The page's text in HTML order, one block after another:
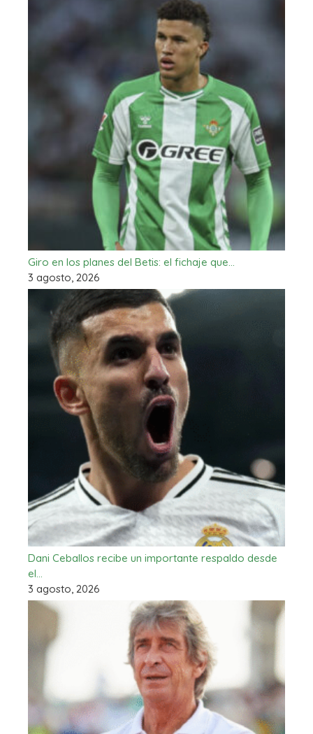
Giro en los planes del Betis: el fichaje que…
3 agosto, 2026
Dani Ceballos recibe un importante respaldo desde
el…
3 agosto, 2026